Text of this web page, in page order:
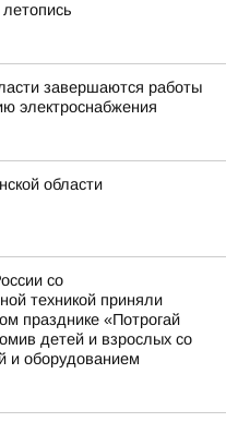
завершаются работы
электроснабжения
области
со
техникой приняли
празднике «Потрогай
детей и взрослых со
и оборудованием